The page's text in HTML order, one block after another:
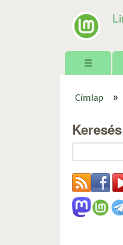
Főmenü
☰
Címlap »